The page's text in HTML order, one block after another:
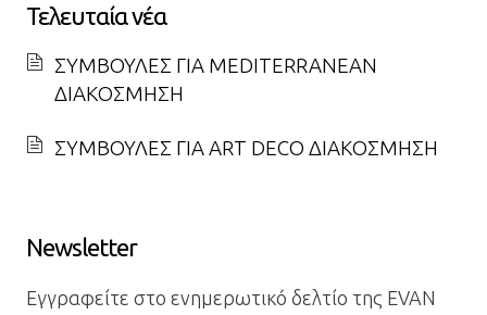
Τελευταία νέα
ΣΥΜΒΟΥΛΕΣ ΓΙΑ MEDITERRANEAN
ΔΙΑΚΟΣΜΗΣΗ
ΣΥΜΒΟΥΛΕΣ ΓΙΑ ART DECO ΔΙΑΚΟΣΜΗΣΗ
Newsletter
Εγγραφείτε στο ενημερωτικό δελτίο της EVAN